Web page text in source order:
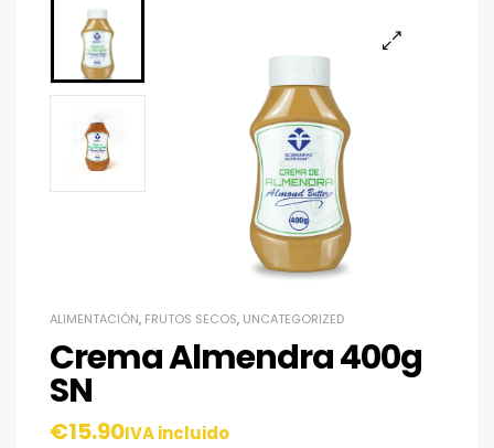
ALIMENTACIÓN, FRUTOS SECOS, UNCATEGORIZED
Crema Almendra 400g
SN
€15.90IVA incluido